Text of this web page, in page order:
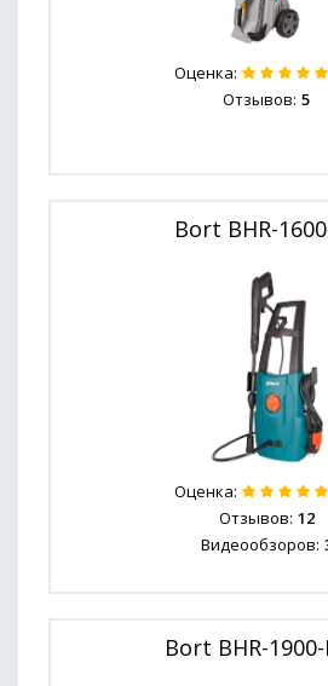
Оценка:
Отзывов: 5
Bort BHR-
Оценка:
Отзывов: 12
Видеообзоров:
Bort BHR-1900-